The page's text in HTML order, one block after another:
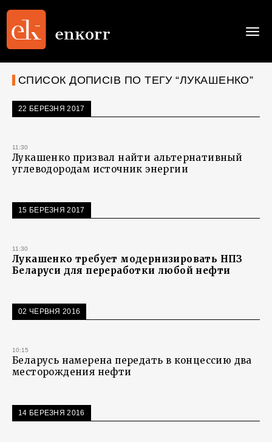
СПИСОК ДОПИСІВ ПО ТЕГУ “ЛУКАШЕНКО”
22 БЕРЕЗНЯ 2017
11:30
Лукашенко призвал найти альтернативный
углеводородам источник энергии
15 БЕРЕЗНЯ 2017
11:30
Лукашенко требует модернизировать НПЗ
Беларуси для переработки любой нефти
02 ЧЕРВНЯ 2016
10:15
Беларусь намерена передать в концессию два
месторождения нефти
14 БЕРЕЗНЯ 2016